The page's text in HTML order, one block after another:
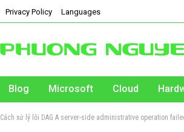
Privacy Policy Languages
Blog Microsoft Cloud
Cách xử lý lỗi DAG A server-side administrative operation